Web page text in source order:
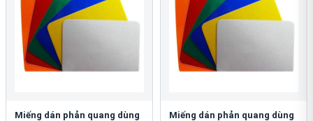
Miếng dán phản quang dùng
Miếng dán phản quang dùng